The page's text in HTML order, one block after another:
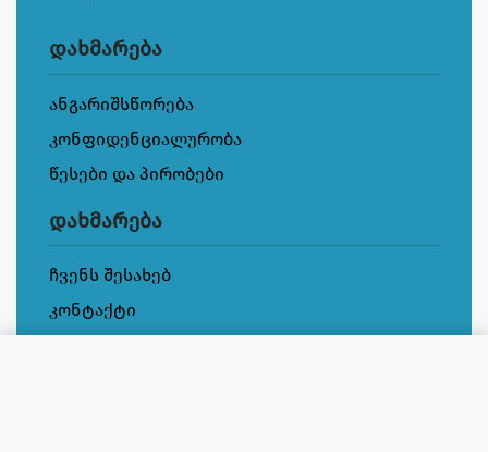
დახმარება
ანგარიშსწორება
კონფიდენციალურობა
წესები და პირობები
დახმარება
ჩვენს შესახებ
კონტაქტი